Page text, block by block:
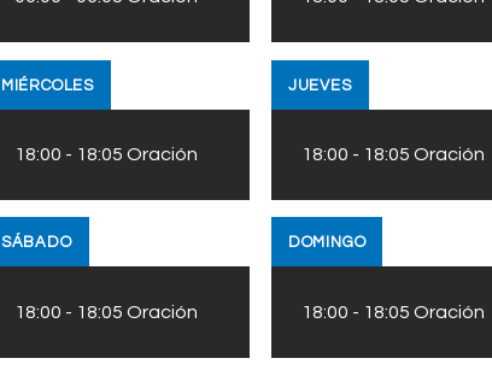
MIÉRCOLES
18:00 - 18:05 Oración
JUEVES
18:00 - 18:05 Oración
SÁBADO
18:00 - 18:05 Oración
DOMINGO
18:00 - 18:05 Oración